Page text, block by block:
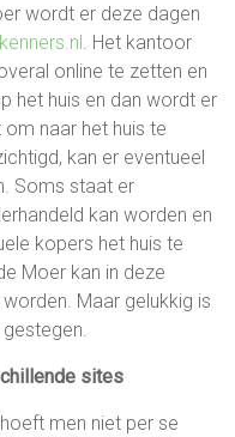
wordt er deze dagen
. Het kantoor
online te zetten en
het huis en dan wordt er
naar het huis te
kan er eventueel
Soms staat er
kan worden en
kopers het huis te
Moer kan in deze
Maar gelukkig is
sites
men niet per se